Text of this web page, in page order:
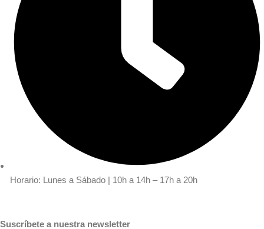
Horario: Lunes a Sábado | 10h a 14h – 17h a 20h
Suscríbete a nuestra newsletter